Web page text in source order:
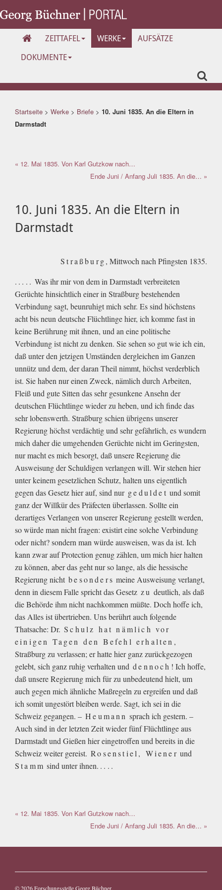
ZEITTAFEL WERKE
AUFSÄTZE
DOKUMENTE
Startseite > Werke > Briefe > 10. Juni 1835. An die Eltern in
Darmstadt
« 12. Mai 1835. Von Karl Gutzkow nach…
Ende Juni / Anfang Juli 1835. An die… »
10. Juni 1835. An die Eltern in
Darmstadt
Straßburg, Mittwoch nach Pfingsten 1835.
..... Was ihr mir von dem in Darmstadt verbreiteten
Gerüchte hinsichtlich einer in Straßburg bestehenden
Verbindung sagt, beunruhigt mich sehr. Es sind höchstens
acht bis neun deutsche Flüchtlinge hier, ich komme fast in
keine Berührung mit ihnen, und an eine politische
Verbindung ist nicht zu denken. Sie sehen so gut wie ich ein,
daß unter den jetzigen Umständen dergleichen im Ganzen
unnütz und dem, der daran Theil nimmt, höchst verderblich
ist. Sie haben nur einen Zweck, nämlich durch Arbeiten,
Fleiß und gute Sitten das sehr gesunkene Ansehn der
deutschen Flüchtlinge wieder zu heben, und ich finde das
sehr lobenswerth. Straßburg schien übrigens unserer
Regierung höchst verdächtig und sehr gefährlich, es wundern
mich daher die umgehenden Gerüchte nicht im Geringsten,
nur macht es mich besorgt, daß unsere Regierung die
Ausweisung der Schuldigen verlangen will. Wir stehen hier
unter keinem gesetzlichen Schutz, halten uns eigentlich
gegen das Gesetz hier auf, sind nurgeduldet und somit
ganz der Willkür des Präfecten überlassen. Sollte ein
derartiges Verlangen von unserer Regierung gestellt werden,
so würde man nicht fragen: existirt eine solche Verbindung
oder nicht? sondern man würde ausweisen, was da ist. Ich
kann zwar auf Protection genug zählen, um mich hier halten
zu können, aber das geht nur so lange, als die hessische
Regierung nicht besonders meine Ausweisung verlangt,
denn in diesem Falle spricht das Gesetz zu deutlich, als daß
die Behörde ihm nicht nachkommen müßte. Doch hoffe ich,
das Alles ist übertrieben. Uns berührt auch folgende
Thatsache: Dr. Schulz hat nämlich vor
einigen Tagen den Befehl erhalten ,
Straßburg zu verlassen; er hatte hier ganz zurückgezogen
gelebt, sich ganz ruhig verhalten und dennoch ! Ich hoffe,
daß unsere Regierung mich für zu unbedeutend hielt, um
auch gegen mich ähnliche Maßregeln zu ergreifen und daß
ich somit ungestört bleiben werde. Sagt, ich sei in die
Schweiz gegangen. – Heumann sprach ich gestern. –
Auch sind in der letzten Zeit wieder fünf Flüchtlinge aus
Darmstadt und Gießen hier eingetroffen und bereits in die
Schweiz weiter gereist. Rosenstiel, Wiener und
Stamm sind unter ihnen.....
« 12. Mai 1835. Von Karl Gutzkow nach…
Ende Juni / Anfang Juli 1835. An die… »
© 2026Forschungsstelle Georg Büchner.